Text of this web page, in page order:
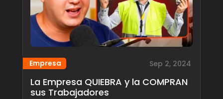
Empresa Sep 2, 2024
La Empresa QUIEBRA y la COMPRAN
sus Trabajadores